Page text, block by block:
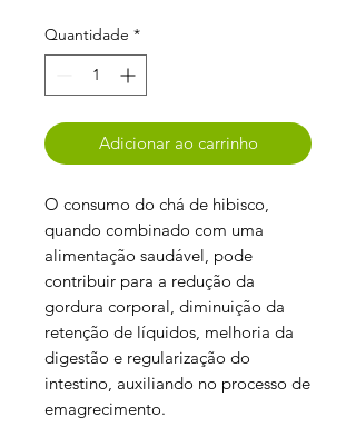
Quantidade *
Adicionar ao carrinho
O consumo do chá de hibisco,
quando combinado com uma
alimentação saudável, pode
contribuir para a redução da
gordura corporal, diminuição da
retenção de líquidos, melhoria da
digestão e regularização do
intestino, auxiliando no processo de
emagrecimento.